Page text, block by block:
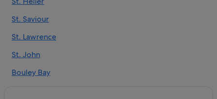
St. Saviour
St. Lawrence
St. John
Bouley Bay